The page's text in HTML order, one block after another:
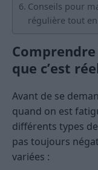
Conseils pour
régulière tout
que c’est
Avant de se
quand on est
différents types
pas toujours
variées :